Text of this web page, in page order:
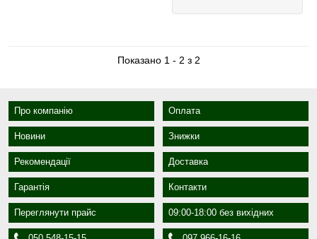
Показано 1 - 2 з 2
Про компанію Оплата
Новини Знижки
Рекомендації Доставка
Гарантія Контакти
Переглянути прайс 09:00-18:00 без вихідних